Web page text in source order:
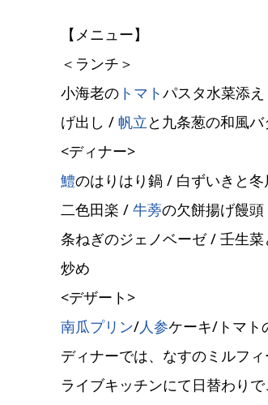
【メニュー】
＜ランチ＞
小海老のトマトパスタ水菜添
げ出し / 帆立と九条葱の和風
<ディナー>
鱧のはりはり鍋 / 白ずいきと
二色田楽 / 牛蒡の欠餅揚げ饅頭
条ねぎのジェノベーゼ / 壬生
炒め
<デザート>
南瓜プリン/人参ケーキ/トマト
ディナーでは、なすのミルフ
ライブキッチンにて日替わりで